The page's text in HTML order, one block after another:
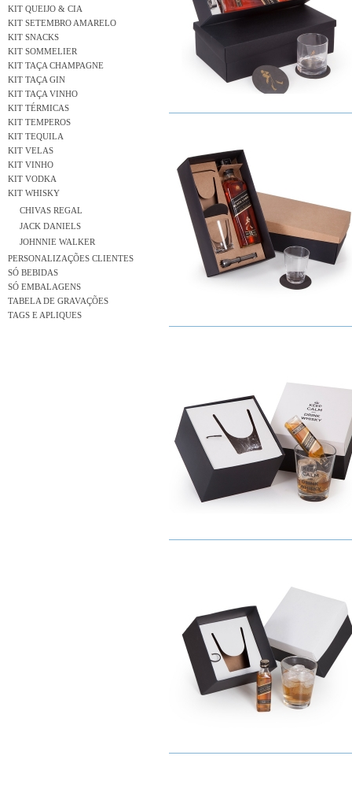
KIT QUEIJO & CIA
KIT SETEMBRO AMARELO
KIT SNACKS
KIT SOMMELIER
KIT TAÇA CHAMPAGNE
KIT TAÇA GIN
KIT TAÇA VINHO
KIT TÉRMICAS
KIT TEMPEROS
KIT TEQUILA
KIT VELAS
KIT VINHO
KIT VODKA
KIT WHISKY
CHIVAS REGAL
JACK DANIELS
JOHNNIE WALKER
PERSONALIZAÇÕES CLIENTES
SÓ BEBIDAS
SÓ EMBALAGENS
TABELA DE GRAVAÇÕES
TAGS E APLIQUES